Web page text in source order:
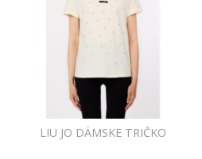
LIU JO DÁMSKE TRIČKO